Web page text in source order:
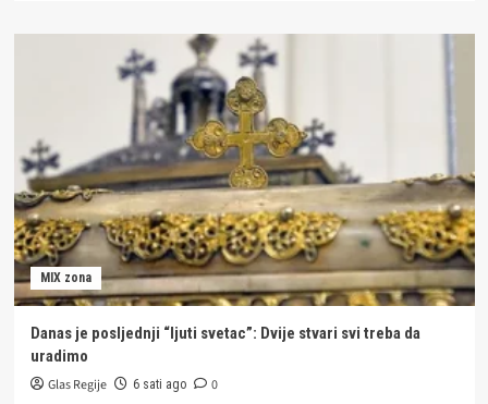
MIX zona
Danas je posljednji “ljuti svetac”: Dvije stvari svi treba da
uradimo
Glas Regije 6 sati ago 0